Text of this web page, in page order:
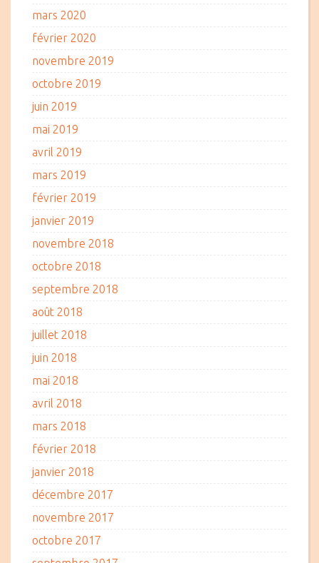
mars 2020
février 2020
novembre 2019
octobre 2019
juin 2019
mai 2019
avril 2019
mars 2019
février 2019
janvier 2019
novembre 2018
octobre 2018
septembre 2018
août 2018
juillet 2018
juin 2018
mai 2018
avril 2018
mars 2018
février 2018
janvier 2018
décembre 2017
novembre 2017
octobre 2017